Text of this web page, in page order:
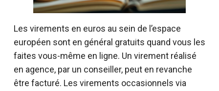
Les virements en euros au sein de l’espace
européen sont en général gratuits quand vous les
faites vous-même en ligne. Un virement réalisé
en agence, par un conseiller, peut en revanche
être facturé. Les virements occasionnels via